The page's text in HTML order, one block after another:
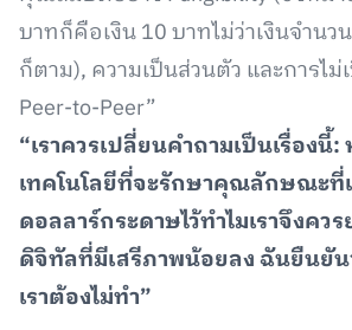
บาทก็คือเงิน 10 บาทไม่ว่าเงินจำนว
ก็ตาม), ความเป็นส่วนตัว และการไ
Peer-to-Peer”
“เราควรเปลี่ยนคำถามเป็นเรื่องนี้:
เทคโนโลยีที่จะรักษาคุณลักษณะที่
ดอลลาร์กระดาษไว้ทำไมเราจึงคว
ดิจิทัลที่มีเสรีภาพน้อยลง ฉันยืนยัน
เราต้องไม่ทำ”